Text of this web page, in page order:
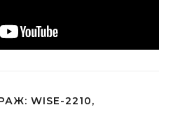
WISE-2210,